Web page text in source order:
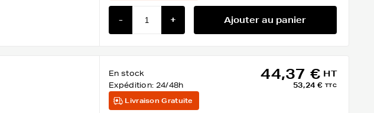
- + Ajouter au panier
En stock
Expédition: 24/48h
44,37 € HT
53,24 € TTC
Livraison Gratuite